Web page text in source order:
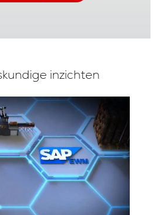
inzichten